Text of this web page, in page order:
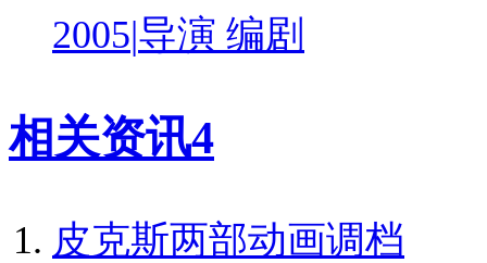
2005|导演 编剧
相关资讯4
皮克斯两部动画调档